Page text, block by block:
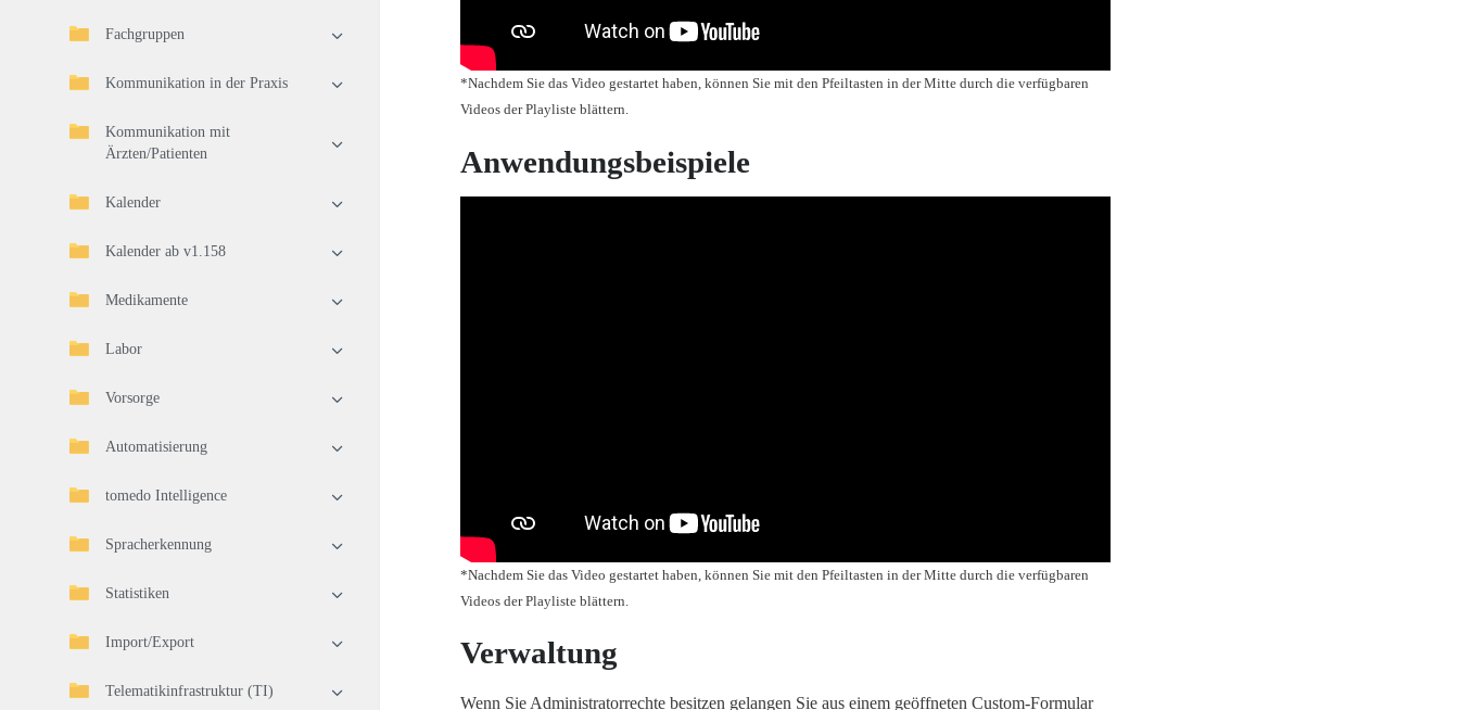
Fachgruppen
Kommunikation in der Praxis
Kommunikation mit
Ärzten/Patienten
Kalender
Kalender ab v1.158
Medikamente
Labor
Vorsorge
Automatisierung
tomedo Intelligence
Spracherkennung
Statistiken
Import/Export
Telematikinfrastruktur (TI)
*Nachdem Sie das Video gestartet haben, können Sie mit den Pfeiltasten in der Mitte durch die verfügbaren
Videos der Playliste blättern.
Anwendungsbeispiele
*Nachdem Sie das Video gestartet haben, können Sie mit den Pfeiltasten in der Mitte durch die verfügbaren
Videos der Playliste blättern.
Verwaltung
Wenn Sie Administratorrechte besitzen gelangen Sie aus einem geöffneten Custom-Formular